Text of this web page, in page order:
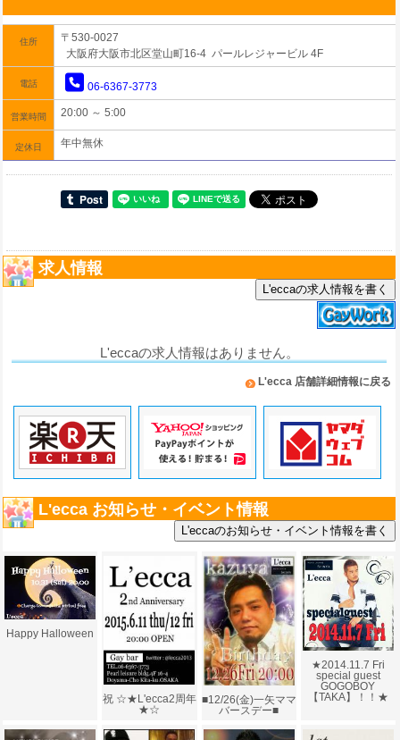
住所
〒530-0027
大阪府大阪市北区堂山町16-4 パールレジャービル 4F
電話 06-6367-3773
営業時間 20:00 ～ 5:00
定休日 年中無休
求人情報
L'eccaの求人情報を書く
L'eccaの求人情報はありません。
L'ecca 店舗詳細情報に戻る
L'ecca お知らせ・イベント情報
Happy Halloween
祝 ☆★L'ecca2周年
★☆
■12/26(金)一矢ママ
バースデー■
★2014.11.7 Fri
special guest
GOGOBOY
【TAKA】！！★